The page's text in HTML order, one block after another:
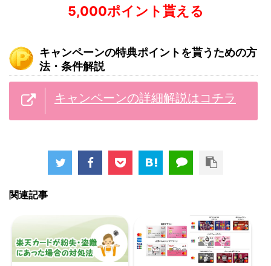
5,000ポイント貰える
キャンペーンの特典ポイントを貰うための方
法・条件解説
キャンペーンの詳細解説はコチラ
関連記事